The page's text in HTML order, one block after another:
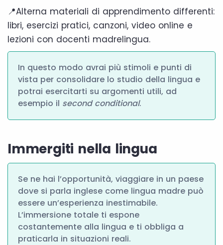
📍Alterna materiali di apprendimento differenti:
libri, esercizi pratici, canzoni, video online e
lezioni con docenti madrelingua.
In questo modo avrai più stimoli e punti di
vista per consolidare lo studio della lingua e
potrai esercitarti su argomenti utili, ad
esempio il second conditional.
Immergiti nella lingua
Se ne hai l’opportunità, viaggiare in un paese
dove si parla inglese come lingua madre può
essere un’esperienza inestimabile.
L’immersione totale ti espone
costantemente alla lingua e ti obbliga a
praticarla in situazioni reali.